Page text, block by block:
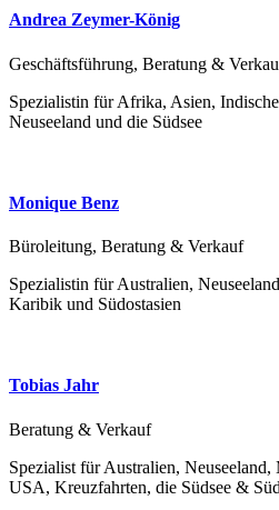
Andrea Zeymer-König
Geschäftsführung, Beratung &
Spezialistin für Afrika, Asien,
Neuseeland und die Südsee
Monique Benz
Büroleitung, Beratung & Verkauf
Spezialistin für Australien,
Karibik und Südostasien
Tobias Jahr
Beratung & Verkauf
Spezialist für Australien,
USA, Kreuzfahrten, die Südsee &